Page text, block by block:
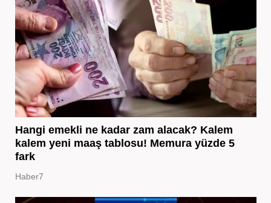
Hangi emekli ne kadar zam alacak? Kalem
kalem yeni maaş tablosu! Memura yüzde 5
fark
Haber7